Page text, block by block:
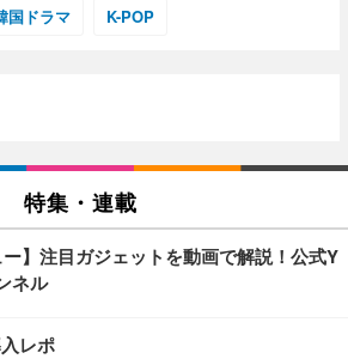
国ドラマ K-POP
特集・連載
ー】注目ガジェットを動画で解説！公式Y
ネル
レポ